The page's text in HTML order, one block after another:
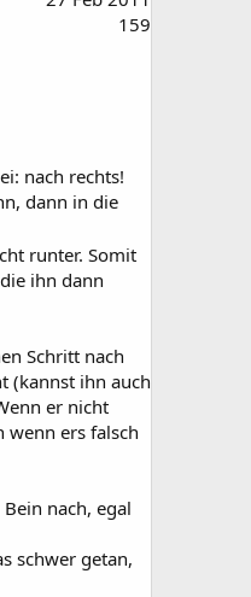
159
nach rechts!
dann in die
runter. Somit
ihn dann
Schritt nach
(kannst ihn auch
er nicht
ers falsch
nach, egal
schwer getan,